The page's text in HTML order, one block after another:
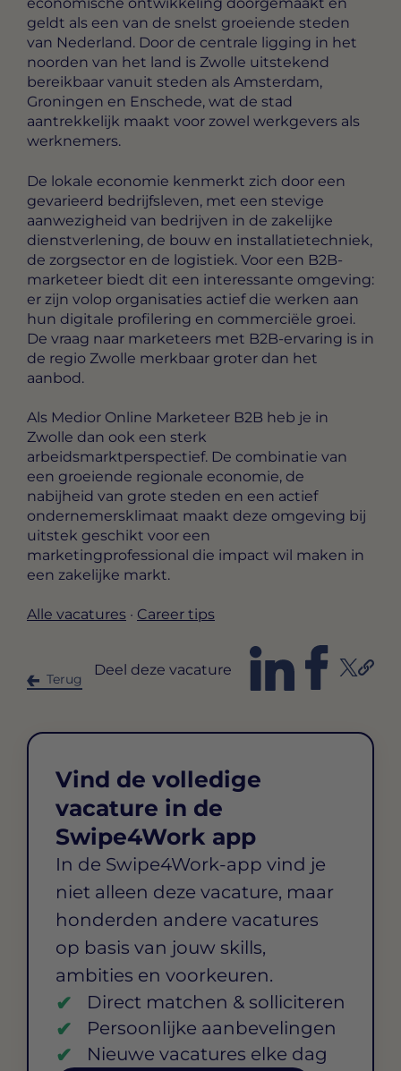
geldt als een van de snelst groeiende steden
van Nederland. Door de centrale ligging in het
noorden van het land is Zwolle uitstekend
bereikbaar vanuit steden als Amsterdam,
Groningen en Enschede, wat de stad
aantrekkelijk maakt voor zowel werkgevers als
werknemers.
De lokale economie kenmerkt zich door een
gevarieerd bedrijfsleven, met een stevige
aanwezigheid van bedrijven in de zakelijke
dienstverlening, de bouw en installatietechniek,
de zorgsector en de logistiek. Voor een B2B-
marketeer biedt dit een interessante omgeving:
er zijn volop organisaties actief die werken aan
hun digitale profilering en commerciële groei.
De vraag naar marketeers met B2B-ervaring is in
de regio Zwolle merkbaar groter dan het
aanbod.
Als Medior Online Marketeer B2B heb je in
Zwolle dan ook een sterk
arbeidsmarktperspectief. De combinatie van
een groeiende regionale economie, de
nabijheid van grote steden en een actief
ondernemersklimaat maakt deze omgeving bij
uitstek geschikt voor een
marketingprofessional die impact wil maken in
een zakelijke markt.
Alle vacatures · Career tips
Terug
Deel deze vacature
Vind de volledige
vacature in de
Swipe4Work app
In de Swipe4Work-app vind je
niet alleen deze vacature, maar
honderden andere vacatures
op basis van jouw skills,
ambities en voorkeuren.
Direct matchen & solliciteren
Persoonlijke aanbevelingen
Nieuwe vacatures elke dag